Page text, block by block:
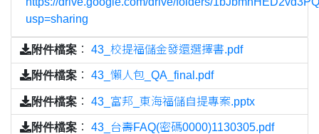
usp=sharing
附件檔案 ： 43_校提福儲金發還選擇書.pdf
附件檔案 ： 43_懶人包_QA_final.pdf
附件檔案 ： 43_富邦_東海福儲自提專案.pptx
附件檔案 ： 43_台壽FAQ(密碼0000)1130305.pdf